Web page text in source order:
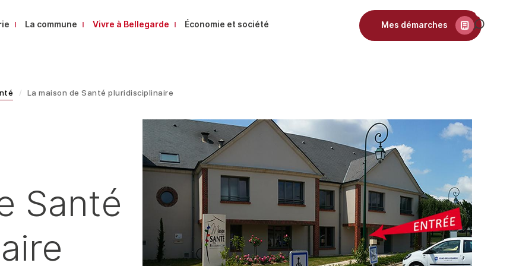
La commune Vivre à Bellegarde Économie et société Mes démarches
La maison de Santé pluridisciplinaire
Santé